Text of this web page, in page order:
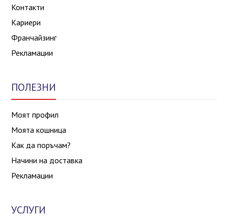
Контакти
Кариери
Франчайзинг
Рекламации
ПОЛЕЗНИ
Моят профил
Моята кошница
Как да поръчам?
Начини на доставка
Рекламации
УСЛУГИ